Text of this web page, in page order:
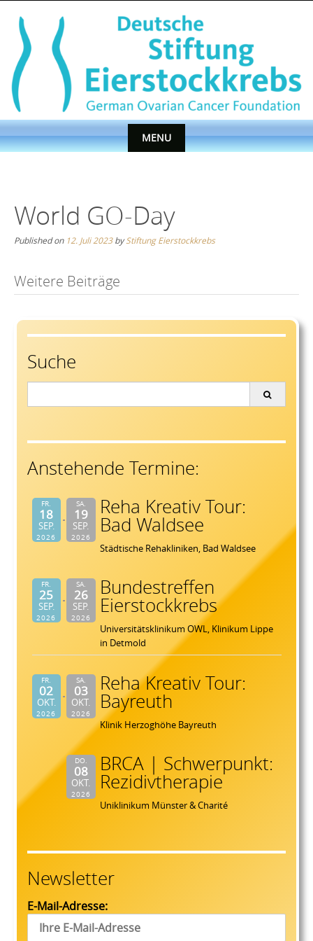
content
MENU
World GO-Day
Published on 12. Juli 2023byStiftung Eierstockkrebs
Post
navigation
Weitere Beiträge
Suche
Anstehende Termine:
FR.
18
SEP.
2026
SA.
19
SEP.
2026
Reha Kreativ Tour:
Bad Waldsee
Städtische Rehakliniken, Bad Waldsee
FR.
25
SEP.
2026
SA.
26
SEP.
2026
Bundestreffen
Eierstockkrebs
Universitätsklinikum OWL, Klinikum Lippe
in Detmold
FR.
02
OKT.
2026
SA.
03
OKT.
2026
Reha Kreativ Tour:
Bayreuth
Klinik Herzoghöhe Bayreuth
DO.
08
OKT.
2026
BRCA | Schwerpunkt:
Rezidivtherapie
Uniklinikum Münster & Charité
Newsletter
E-Mail-Adresse: